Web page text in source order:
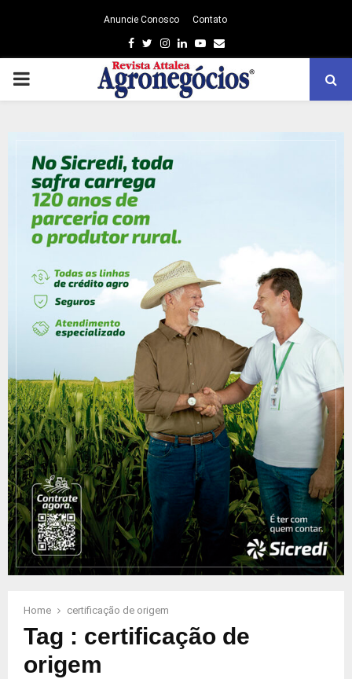
Anuncie Conosco Contato
Facebook
TwitterInstagram
LinkedinYoutube
Email
PRIMARY
Home certificação de origem
Tag : certificação de
origem